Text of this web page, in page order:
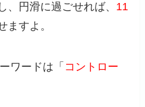
、円滑に過ごせれば、 11
ますよ。
ワードは「 コントロー